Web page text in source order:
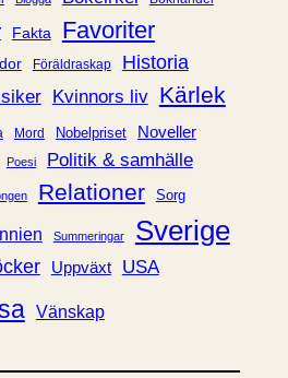
Fakta Favoriter
Föräldraskap Historia
Kvinnors liv Kärlek
Mord Nobelpriset Noveller
Poesi
Politik & samhälle
Relationer Sorg
Summeringar Sverige
Uppväxt USA
Vänskap